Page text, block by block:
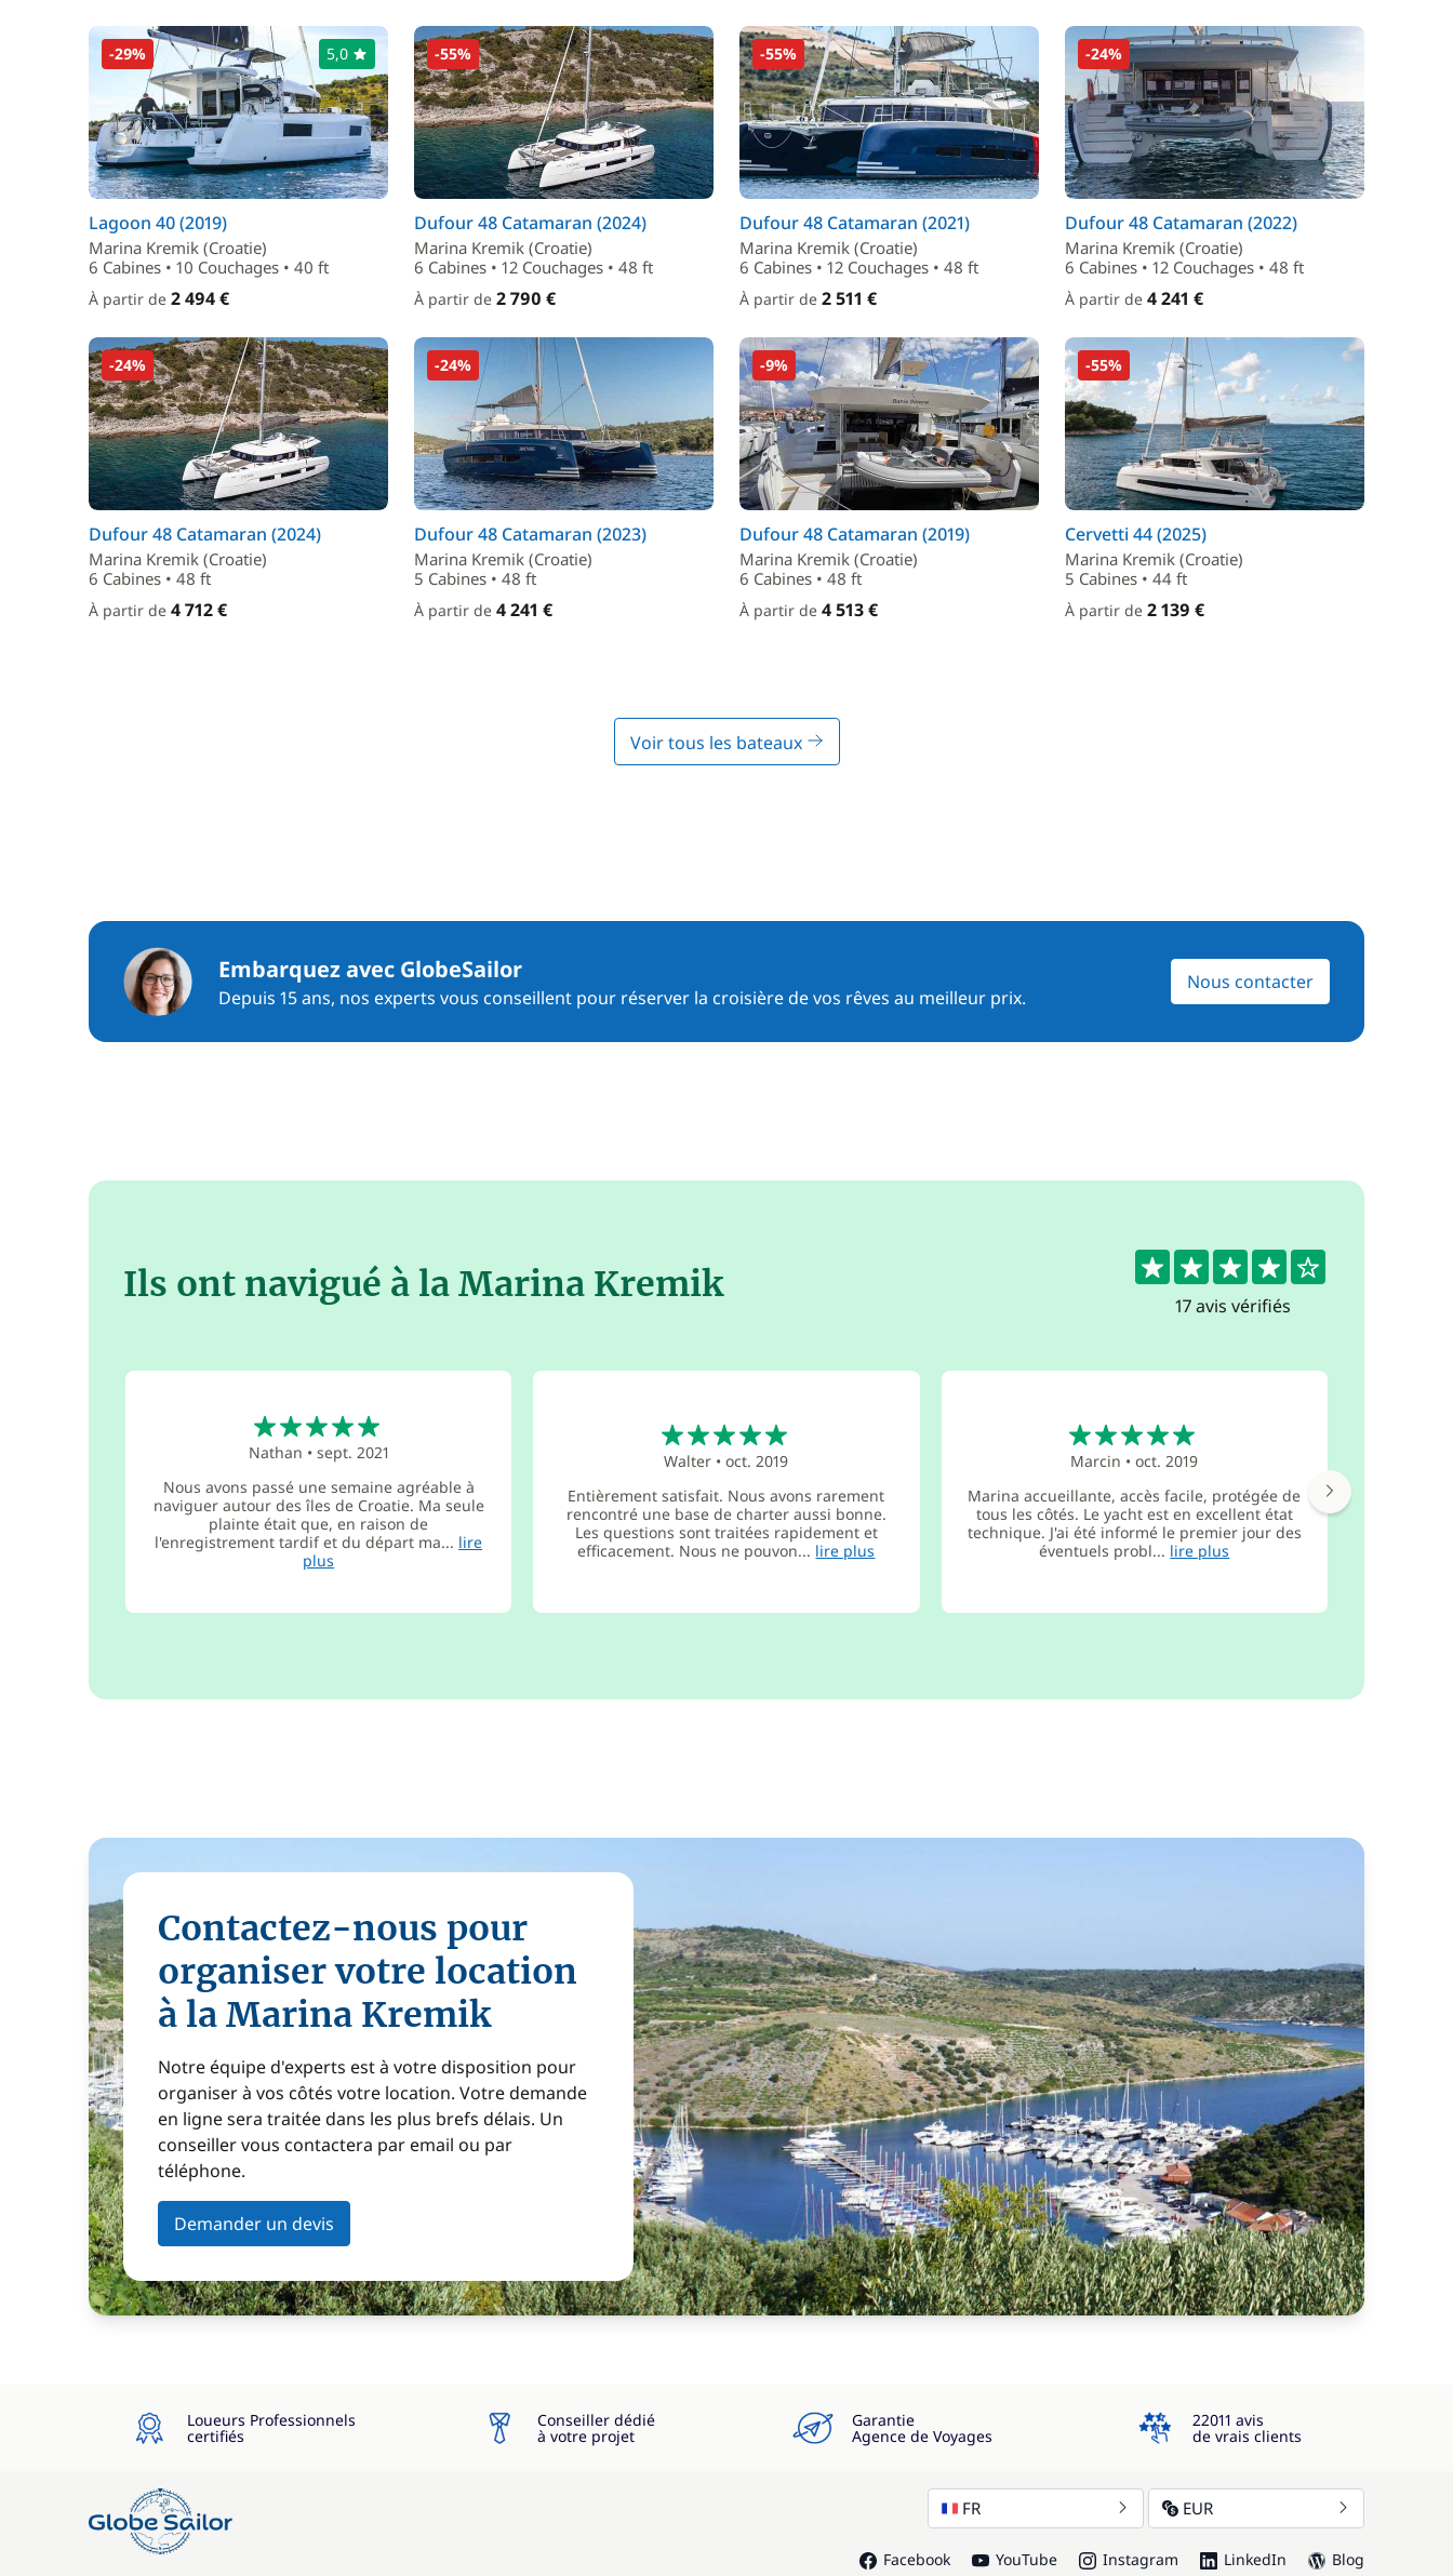
-29% 5,0
Lagoon 40 (2019)
Marina Kremik (Croatie)
6 Cabines • 10 Couchages • 40 ft
À partir de 2 494 €
-55%
Dufour 48 Catamaran (2024)
Marina Kremik (Croatie)
6 Cabines • 12 Couchages • 48 ft
À partir de 2 790 €
-55%
Dufour 48 Catamaran (2021)
Marina Kremik (Croatie)
6 Cabines • 12 Couchages • 48 ft
À partir de 2 511 €
-24%
Dufour 48 Catamaran (2022)
Marina Kremik (Croatie)
6 Cabines • 12 Couchages • 48 ft
À partir de 4 241 €
-24%
Dufour 48 Catamaran (2024)
Marina Kremik (Croatie)
6 Cabines • 48 ft
À partir de 4 712 €
-24%
Dufour 48 Catamaran (2023)
Marina Kremik (Croatie)
5 Cabines • 48 ft
À partir de 4 241 €
-9%
Dufour 48 Catamaran (2019)
Marina Kremik (Croatie)
6 Cabines • 48 ft
À partir de 4 513 €
-55%
Cervetti 44 (2025)
Marina Kremik (Croatie)
5 Cabines • 44 ft
À partir de 2 139 €
Voir tous les bateaux
Embarquez avec GlobeSailor
Depuis 15 ans, nos experts vous conseillent pour réserver la croisière de vos rêves au meilleur prix.
Nous contacter
4.4
17 avis vérifiés
Ils ont navigué à la Marina Kremik
Nathan • sept. 2021
Nous avons passé une semaine agréable à
naviguer autour des îles de Croatie. Ma seule
plainte était que, en raison de
l'enregistrement tardif et du départ ma... lire
plus
Walter •oct. 2019
Entièrement satisfait. Nous avons rarement
rencontré une base de charter aussi bonne.
Les questions sont traitées rapidement et
efficacement. Nous ne pouvon... lire plus
Marcin •oct. 2019
Marina accueillante, accès facile, protégée de
tous les côtés. Le yacht est en excellent état
technique. J'ai été informé le premier jour des
éventuels probl... lire plus
Contactez-nous pour
organiser votre location
à la Marina Kremik
Notre équipe d'experts est à votre disposition pour
organiser à vos côtés votre location. Votre demande
en ligne sera traitée dans les plus brefs délais. Un
conseiller vous contactera par email ou par
téléphone.
Demander un devis
Loueurs Professionnels
certifiés
Conseiller dédié
à votre projet
Garantie
Agence de Voyages
4.3
22011 avis
de vrais clients
FR EUR
Facebook YouTube Instagram LinkedIn Blog